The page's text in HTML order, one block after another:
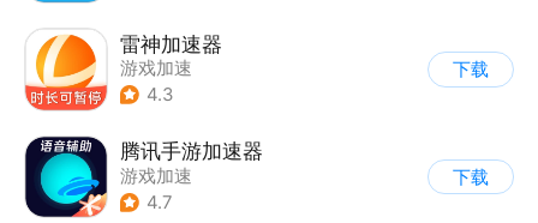
雷神加速器
游戏加速
4.3
下载
腾讯手游加速器
游戏加速
4.7
下载